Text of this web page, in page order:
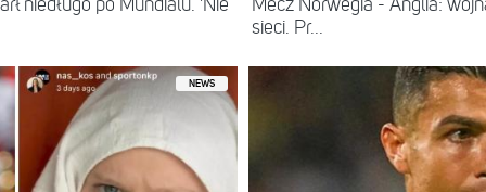
niedługo po Mundialu. 'Nie
Mecz Norwegia - Anglia:
sieci. Pr...
NEWS